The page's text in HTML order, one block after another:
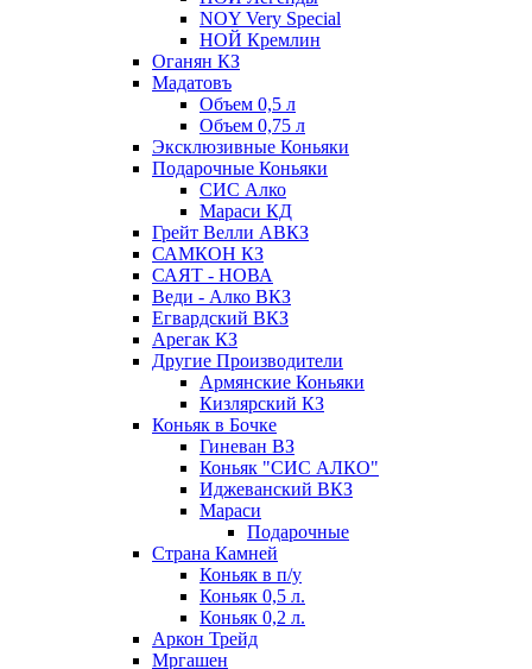
NOY Very Speсial
НОЙ Кремлин
Оганян КЗ
Мадатовъ
Объем 0,5 л
Объем 0,75 л
Эксклюзивные Коньяки
Подарочные Коньяки
СИС Алко
Мараси КД
Грейт Велли АВКЗ
САМКОН КЗ
САЯТ - НОВА
Веди - Алко ВКЗ
Егвардский ВКЗ
Арегак КЗ
Другие Производители
Армянские Коньяки
Кизлярский КЗ
Коньяк в Бочке
Гиневан ВЗ
Коньяк "СИС АЛКО"
Иджеванский ВКЗ
Мараси
Подарочные
Страна Камней
Коньяк в п/у
Коньяк 0,5 л.
Коньяк 0,2 л.
Аркон Трейд
Мргашен